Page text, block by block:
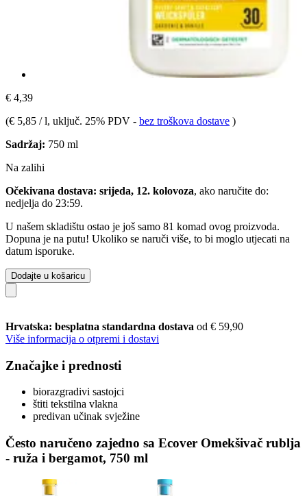
€ 4,39
(€ 5,85 / l, uključ. 25% PDV - bez troškova dostave )
Sadržaj: 750 ml
Na zalihi
Očekivana dostava: srijeda, 12. kolovoza, ako naručite do:
nedjelja do 23:59.
U našem skladištu ostao je još samo 81 komad ovog proizvoda.
Dopuna je na putu! Ukoliko se naruči više, to bi moglo utjecati na
datum isporuke.
Dodajte u košaricu
Hrvatska: besplatna standardna dostava od € 59,90
Više informacija o otpremi i dostavi
Značajke i prednosti
biorazgradivi sastojci
štiti tekstilna vlakna
predivan učinak svježine
Često naručeno zajedno sa Ecover Omekšivač rublja
- ruža i bergamot, 750 ml